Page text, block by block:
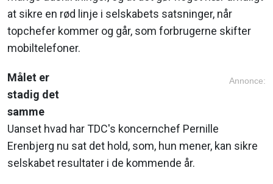
at sikre en rød linje i selskabets satsninger, når
topchefer kommer og går, som forbrugerne skifter
mobiltelefoner.
Annonce:
Målet er
stadig det
samme
Uanset hvad har TDC's koncernchef Pernille
Erenbjerg nu sat det hold, som, hun mener, kan sikre
selskabet resultater i de kommende år.